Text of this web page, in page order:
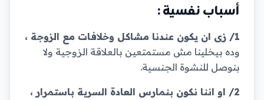
أسباب نفسية :
1/ زى ان يكون عندنا مشاكل وخلافات مع الزوجة ،
وده بيخلينا مش مستمتعين بالعلاقة الزوجية ولا
بنوصل للنشوة الجنسية.
2/ او اننا نكون بنمارس العادة السرية باستمرار ،